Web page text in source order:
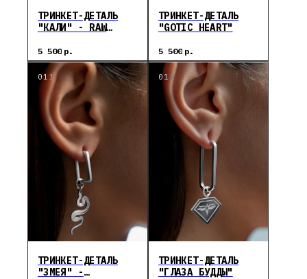
ТРИНКЕТ-ДЕТАЛЬ
"КАЛИ" - RAW
5 500 р.
ТРИНКЕТ-ДЕТАЛЬ
"GOTIC HEART"
5 500 р.
ТРИНКЕТ-ДЕТАЛЬ
"ЗМЕЯ" -
ТРИНКЕТ-ДЕТАЛЬ
"ГЛАЗА БУДДЫ"